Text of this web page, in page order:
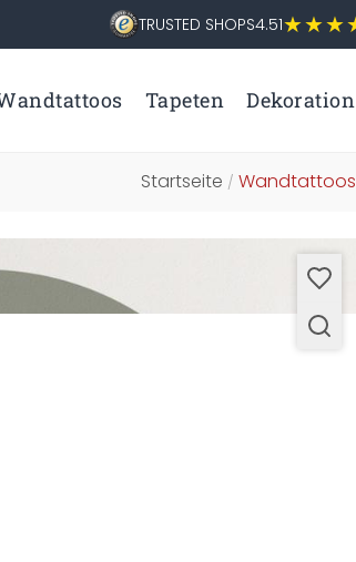
TRUSTED SHOPS4.51
Tapeten Dekoration
Startseite / Wandtattoos